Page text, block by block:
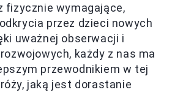
fizycznie wymagające,
przez dzieci nowych
uważnej obserwacji i
każdy z nas ma
przewodnikiem w tej
jaką jest dorastanie